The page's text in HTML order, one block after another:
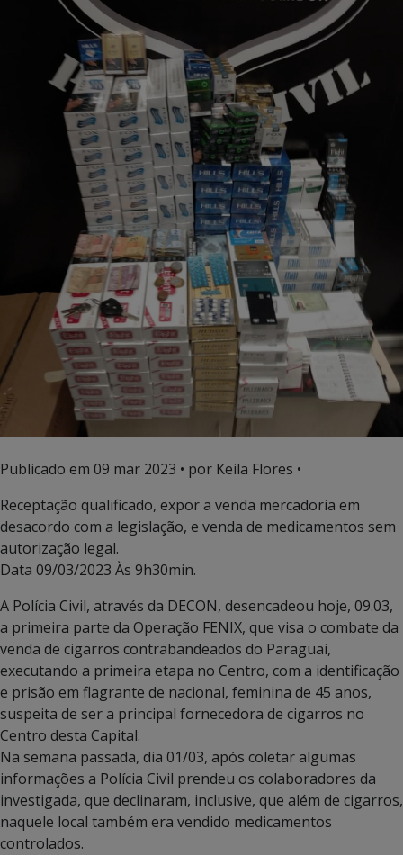
Publicado em 09 mar 2023 • por Keila Flores •
Receptação qualificado, expor a venda mercadoria em
desacordo com a legislação, e venda de medicamentos sem
autorização legal.
Data 09/03/2023 Às 9h30min.
A Polícia Civil, através da DECON, desencadeou hoje, 09.03,
a primeira parte da Operação FENIX, que visa o combate da
venda de cigarros contrabandeados do Paraguai,
executando a primeira etapa no Centro, com a identificação
e prisão em flagrante de nacional, feminina de 45 anos,
suspeita de ser a principal fornecedora de cigarros no
Centro desta Capital.
Na semana passada, dia 01/03, após coletar algumas
informações a Polícia Civil prendeu os colaboradores da
investigada, que declinaram, inclusive, que além de cigarros,
naquele local também era vendido medicamentos
controlados.